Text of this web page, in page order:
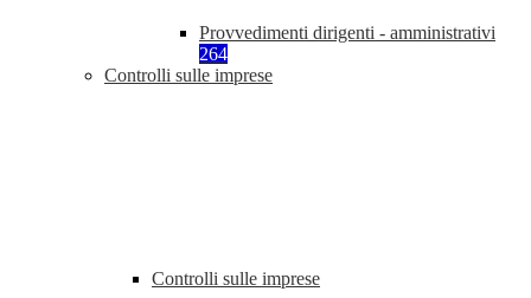
Provvedimenti dirigenti - amministrativi
264
Controlli sulle imprese
Controlli sulle imprese